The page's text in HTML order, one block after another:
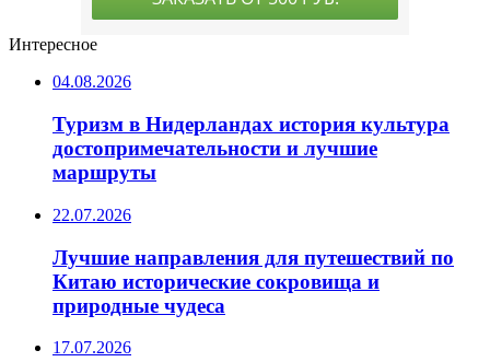
Интересное
04.08.2026
Туризм в Нидерландах история культура
достопримечательности и лучшие
маршруты
22.07.2026
Лучшие направления для путешествий по
Китаю исторические сокровища и
природные чудеса
17.07.2026